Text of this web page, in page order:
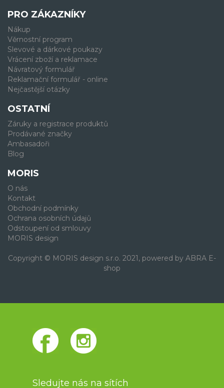
PRO ZÁKAZNÍKY
Nákup
Věrnostní program
Slevové a dárkové poukazy
Vrácení zboží a reklamace
Návratový formulář
Reklamační formulář - online
Nejčastější otázky
OSTATNÍ
Záruky a registrace produktů
Prodávané značky
Ambasadoři
Blog
MORIS
O nás
Kontakt
Obchodní podmínky
Ochrana osobních údajů
Odstoupení od smlouvy
MORIS design
Copyright © MORIS design s.r.o. 2021, powered by ABRA E-
shop
Sledujte nás na sítích